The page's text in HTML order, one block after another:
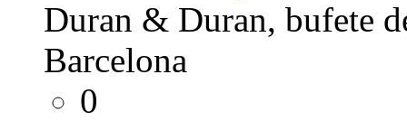
Duran & Duran, bufete
Barcelona
0